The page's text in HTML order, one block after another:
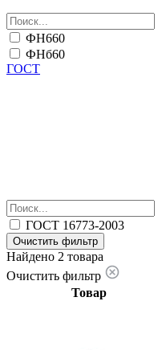
ФН660
ФНб60
ГОСТ
ГОСТ 16773-2003
Очистить фильтр
Найдено 2 товара
Очистить фильтр
Товар